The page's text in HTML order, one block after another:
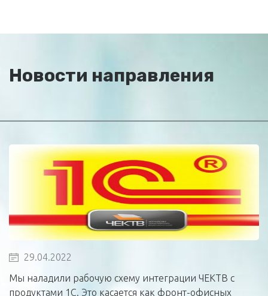
Новости направления
29.04.2022
Мы наладили рабочую схему интеграции ЧЕКТВ с
продуктами 1С. Это касается как фронт-офисных